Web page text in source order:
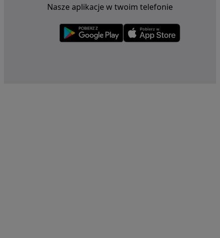
Nasze aplikacje w twoim telefonie